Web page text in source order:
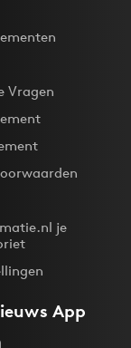
Vragen
je
App